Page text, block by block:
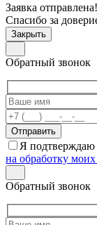
Заявка отправлена!
Спасибо за
Закрыть
Обратный звонок
Я подтверждаю
на обработку
Обратный звонок